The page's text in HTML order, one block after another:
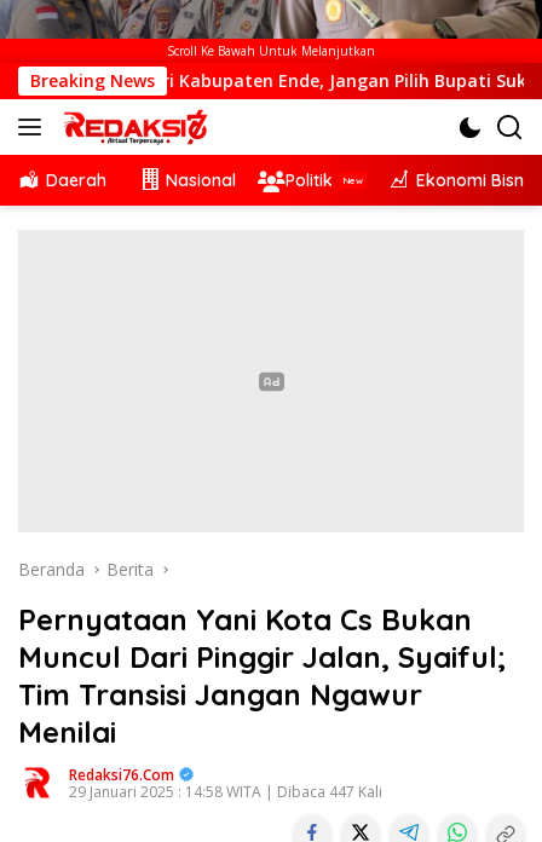
Scroll Ke Bawah Untuk Melanjutkan
Breaking News
Kabupaten Ende, Jangan Pilih Bupati Suka ‘Wora-Wora’
Daerah Nasional Politik Ekonomi Bisnis
Beranda Berita
Pernyataan Yani Kota Cs Bukan
Muncul Dari Pinggir Jalan, Syaiful;
Tim Transisi Jangan Ngawur
Menilai
Redaksi76.com
29 Januari 2025 : 14:58 WITA | Dibaca 447 Kali